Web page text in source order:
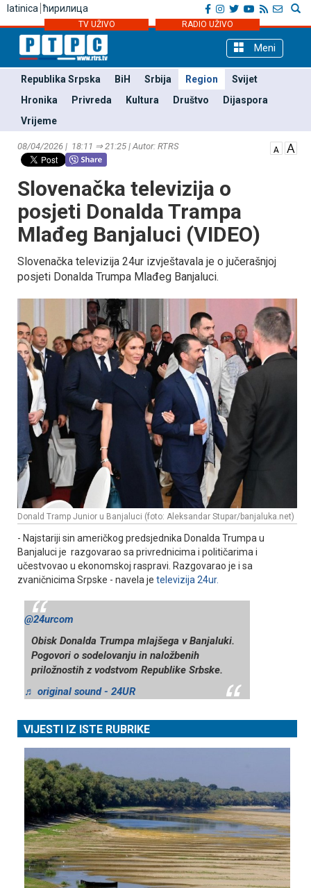
latinica ћирилица
TV UŽIVO RADIO UŽIVO
Meni
Republika Srpska BiH Srbija Region
Svijet
Hronika
Privreda Kultura Društvo
Dijaspora
Vrijeme
08/04/2026 | 18:11 ⇒ 21:25 | Autor: RTRS
Slovenačka televizija o
posjeti Donalda Trampa
Mlađeg Banjaluci (VIDEO)
Slovenačka televizija 24ur izvještavala je o jučerašnjoj
posjeti Donalda Trumpa Mlađeg Banjaluci.
Donald Tramp Јunior u Banjaluci (foto: Aleksandar Stupar/banjaluka.net)
- Najstariji sin američkog predsjednika Donalda Trumpa u
Banjaluci je razgovarao sa privrednicima i političarima i
učestvovao u ekonomskoj raspravi. Razgovarao je i sa
zvaničnicima Srpske - navela je televizija 24ur.
@24urcom
Obisk Donalda Trumpa mlajšega v Banjaluki.
Pogovori o sodelovanju in naložbenih
priložnostih z vodstvom Republike Srbske.
♬ original sound - 24UR
VIJESTI IZ ISTE RUBRIKE